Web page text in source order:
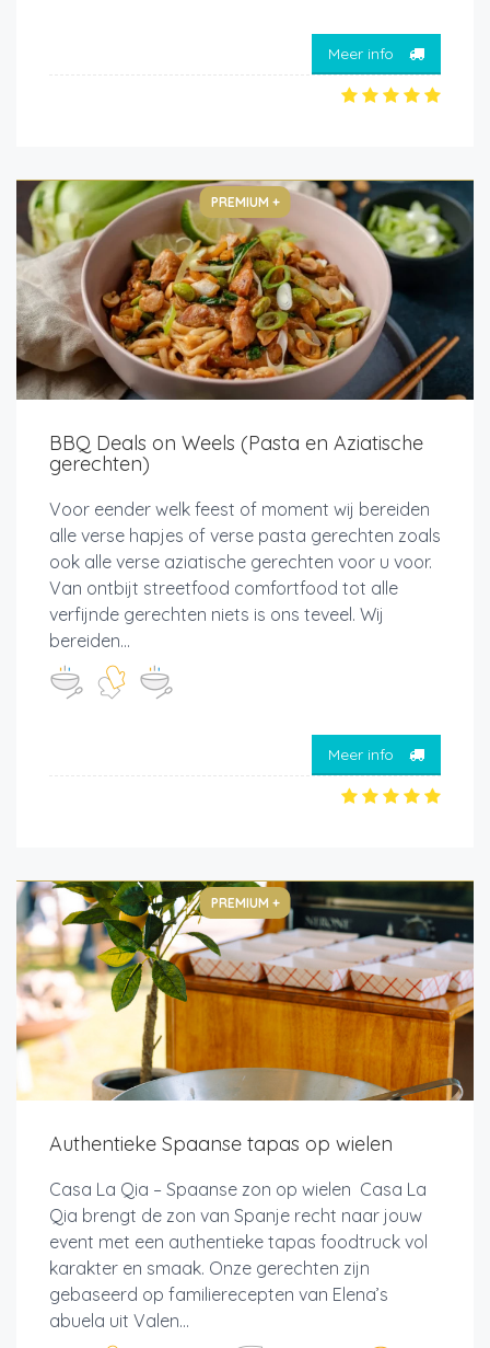
Meer info
PREMIUM +
BBQ Deals on Weels (Pasta en Aziatische
gerechten)
Voor eender welk feest of moment wij bereiden
alle verse hapjes of verse pasta gerechten zoals
ook alle verse aziatische gerechten voor u voor.
Van ontbijt streetfood comfortfood tot alle
verfijnde gerechten niets is ons teveel. Wij
bereiden...
Meer info
PREMIUM +
Authentieke Spaanse tapas op wielen
Casa La Qia – Spaanse zon op wielen Casa La
Qia brengt de zon van Spanje recht naar jouw
event met een authentieke tapas foodtruck vol
karakter en smaak. Onze gerechten zijn
gebaseerd op familierecepten van Elena’s
abuela uit Valen...